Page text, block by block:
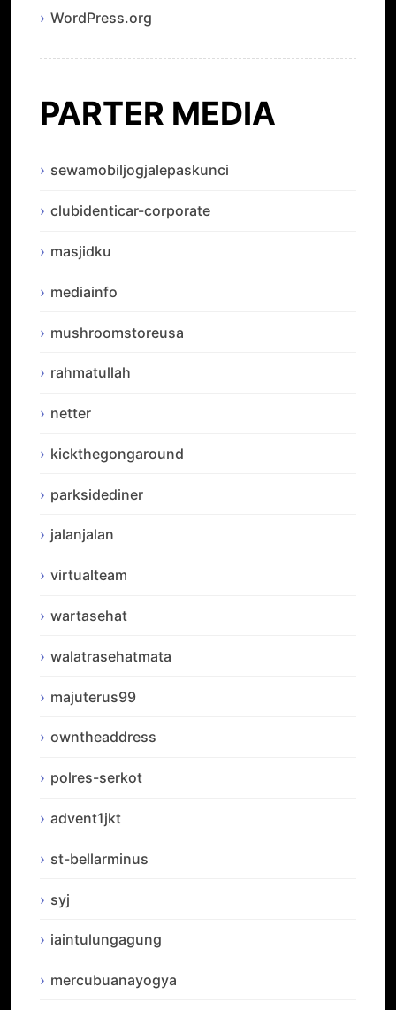
WordPress.org
PARTER MEDIA
sewamobiljogjalepaskunci
clubidenticar-corporate
masjidku
mediainfo
mushroomstoreusa
rahmatullah
netter
kickthegongaround
parksidediner
jalanjalan
virtualteam
wartasehat
walatrasehatmata
majuterus99
owntheaddress
polres-serkot
advent1jkt
st-bellarminus
syj
iaintulungagung
mercubuanayogya